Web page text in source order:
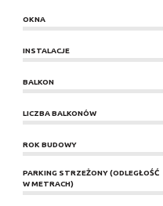
OKNA
INSTALACJE
BALKON
LICZBA BALKONÓW
ROK BUDOWY
PARKING STRZEŻONY (ODLEGŁOŚĆ
W METRACH)